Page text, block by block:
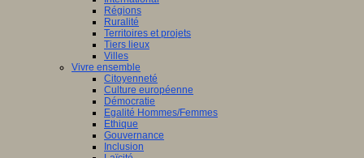
Régions
Ruralité
Territoires et projets
Tiers lieux
Villes
Vivre ensemble
Citoyenneté
Culture européenne
Démocratie
Egalité Hommes/Femmes
Ethique
Gouvernance
Inclusion